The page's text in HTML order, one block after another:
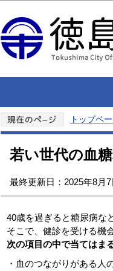
トップペ
若い世代の血
最終更新日：2025年8月7
40歳を過ぎると糖尿病な
そこで、健診を受ける機
次の項目の中で当てはま
・血のつながりがある人